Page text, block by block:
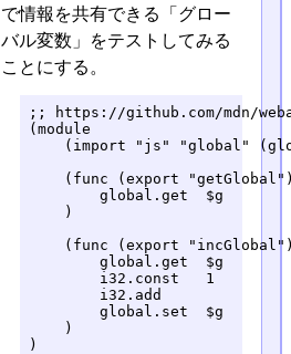
で情報を共有できる「グロー
バル変数」をテストしてみる
ことにする。
;; https://github.com/mdn/
(module
(import "js" "global"
(func (export
        global.get  $g
    )
(func (export
        global.get  $g
        i32.const   1
        i32.add
        global.set  $g
    )
)